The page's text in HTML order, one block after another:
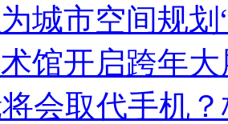
城市空间规划
馆开启跨年大
会取代手机